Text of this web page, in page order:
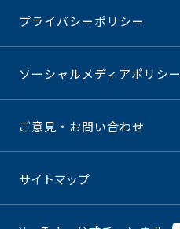
プライバシーポリシー
ソーシャルメディアポリシー
ご意見・お問い合わせ
サイトマップ